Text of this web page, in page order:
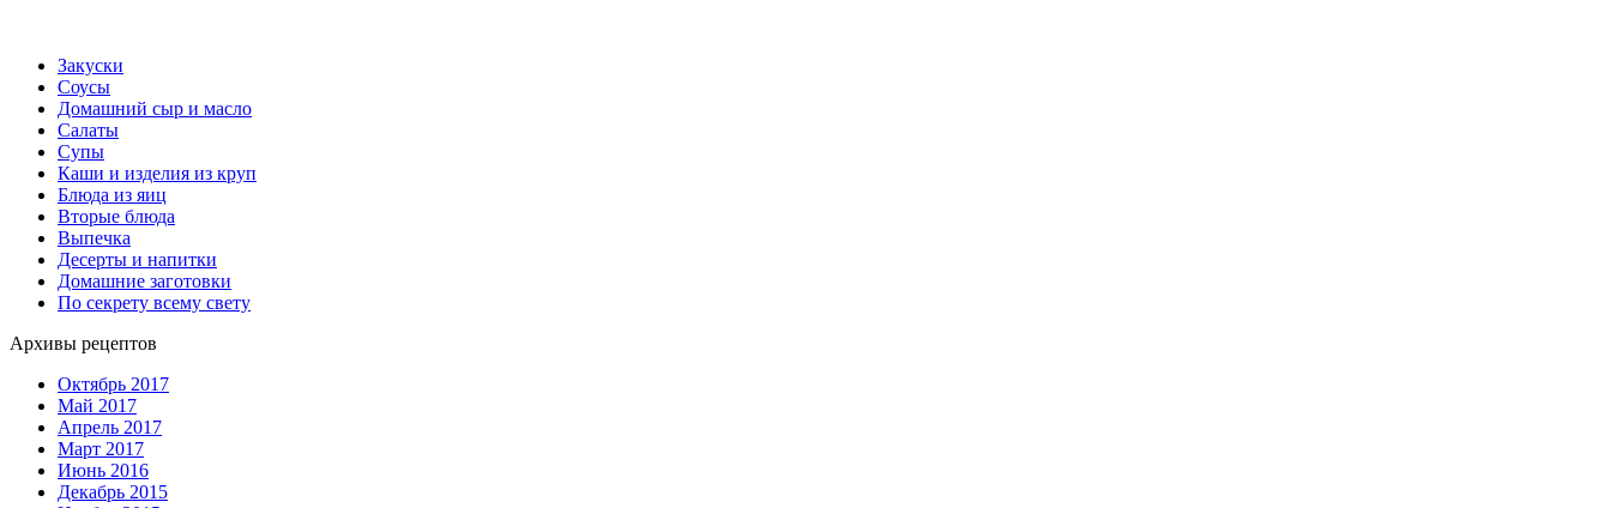
Закуски
Соусы
Домашний сыр и масло
Салаты
Супы
Каши и изделия из круп
Блюда из яиц
Вторые блюда
Выпечка
Десерты и напитки
Домашние заготовки
По секрету всему свету
Архивы рецептов
Октябрь 2017
Май 2017
Апрель 2017
Март 2017
Июнь 2016
Декабрь 2015